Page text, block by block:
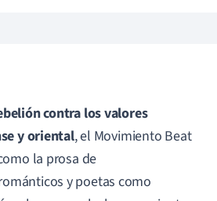
contra los valores
y oriental, el Movimiento Beat
la prosa de
y poetas como